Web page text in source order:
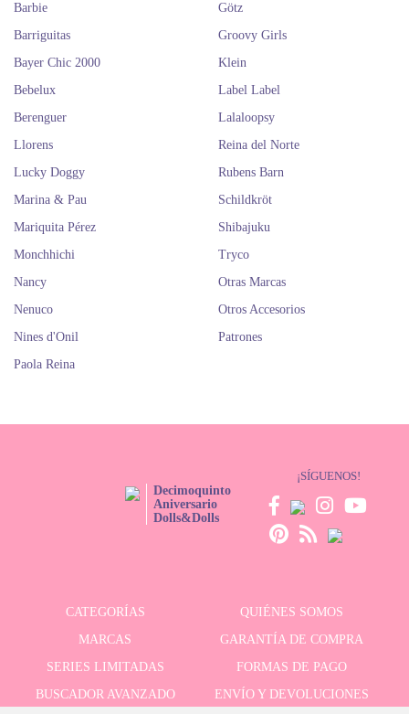
Barbie
Barriguitas
Bayer Chic 2000
Bebelux
Berenguer
Götz
Groovy Girls
Klein
Label Label
Lalaloopsy
Llorens
Lucky Doggy
Marina & Pau
Mariquita Pérez
Monchhichi
Nancy
Nenuco
Nines d'Onil
Paola Reina
Reina del Norte
Rubens Barn
Schildkröt
Shibajuku
Tryco
Otras Marcas
Otros Accesorios
Patrones
Decimoquinto
Aniversario
Dolls&Dolls
¡SÍGUENOS!
CATEGORÍAS
QUIÉNES SOMOS
MARCAS
GARANTÍA DE COMPRA
SERIES LIMITADAS
FORMAS DE PAGO
BUSCADOR AVANZADO
ENVÍO Y DEVOLUCIONES